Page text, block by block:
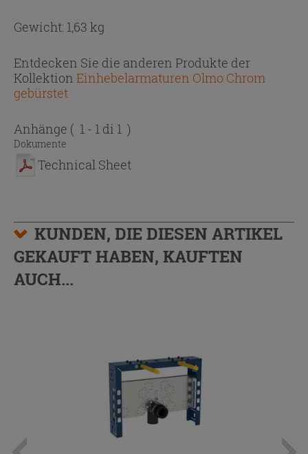
Gewicht: 1,63 kg
Entdecken Sie die anderen Produkte der
Kollektion Einhebelarmaturen Olmo Chrom
gebürstet
Anhänge ( 1 - 1 di 1 )
Dokumente
Technical Sheet
KUNDEN, DIE DIESEN ARTIKEL
GEKAUFT HABEN, KAUFTEN
AUCH...